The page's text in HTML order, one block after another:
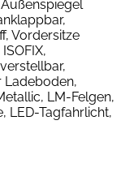
Vordersitze
Ladeboden,
LM-Felgen,
LED-Tagfahrlicht,